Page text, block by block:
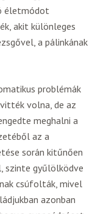
életmódot
akit különleges
a pálinkának
problémák
volna, de az
meghalni a
az a
során kitűnően
szinte gyűlölködve
csúfolták, mivel
azonban